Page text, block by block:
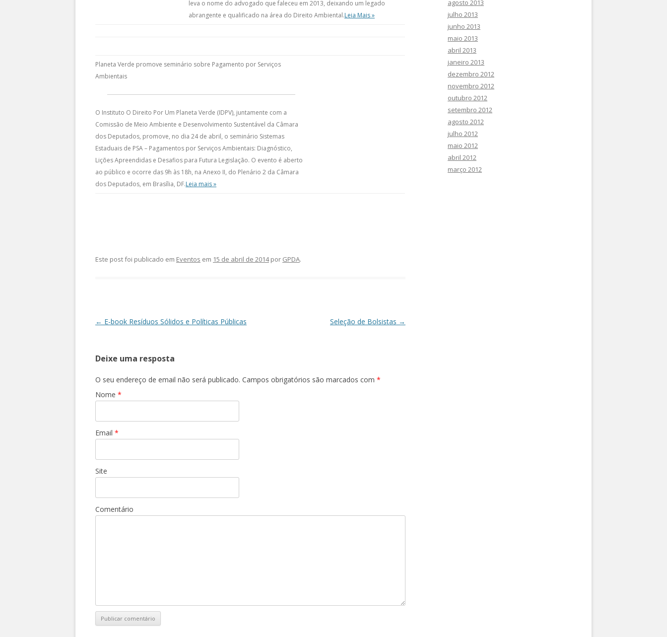
leva o nome do advogado que faleceu em 2013, deixando um legado
abrangente e qualificado na área do Direito Ambiental.Leia Mais »
Planeta Verde promove seminário sobre Pagamento por Serviços
Ambientais
O Instituto O Direito Por Um Planeta Verde (IDPV), juntamente com a
Comissão de Meio Ambiente e Desenvolvimento Sustentável da Câmara
dos Deputados, promove, no dia 24 de abril, o seminário Sistemas
Estaduais de PSA – Pagamentos por Serviços Ambientais: Diagnóstico,
Lições Apreendidas e Desafios para Futura Legislação. O evento é aberto
ao público e ocorre das 9h às 18h, na Anexo II, do Plenário 2 da Câmara
dos Deputados, em Brasília, DF.Leia mais »
Este post foi publicado em Eventos em 15 de abril de 2014por GPDA.
Navegação
← E-book Resíduos Sólidos e Políticas Públicas Seleção de Bolsistas →
Deixe uma resposta
O seu endereço de email não será publicado. Campos obrigatórios são marcados com *
Nome *
Email *
Site
Comentário
agosto 2013
julho 2013
junho 2013
maio 2013
abril 2013
janeiro 2013
dezembro 2012
novembro 2012
outubro 2012
setembro 2012
agosto 2012
julho 2012
maio 2012
abril 2012
março 2012